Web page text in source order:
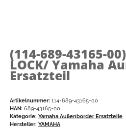
(114-689-43165-00)
LOCK/ Yamaha
Ersatzteil
Artikelnummer: 114-689-43165-00
HAN: 689-43165-00
Kategorie: Yamaha Außenborder Ersatzteile
Hersteller: YAMAHA